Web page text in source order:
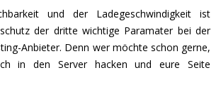
und der Ladegeschwindigkeit ist
der dritte wichtige Paramater bei der
Anbieter. Denn wer möchte schon gerne,
in den Server hacken und eure Seite